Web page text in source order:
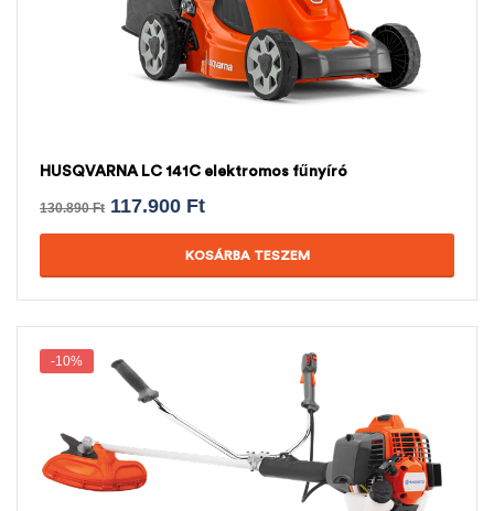
HUSQVARNA LC 141C elektromos fűnyíró
130.890Ft 117.900 Ft
KOSÁRBA TESZEM
-10%